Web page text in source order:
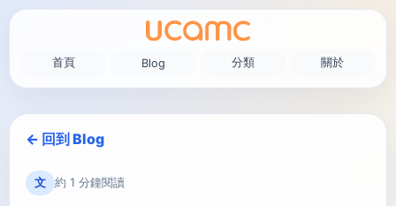
首頁 Blog 分類 關於
← 回到 Blog
文 約 1 分鐘閱讀